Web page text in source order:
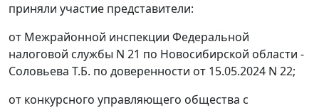
приняли участие представители:
от Межрайонной инспекции Федеральной
налоговой службы N 21 по Новосибирской области -
Соловьева Т.Б. по доверенности от 15.05.2024 N 22;
от конкурсного управляющего общества с